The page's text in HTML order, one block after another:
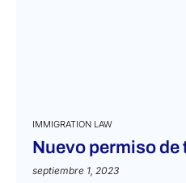
IMMIGRATION LAW
Nuevo permiso de
septiembre 1, 2023